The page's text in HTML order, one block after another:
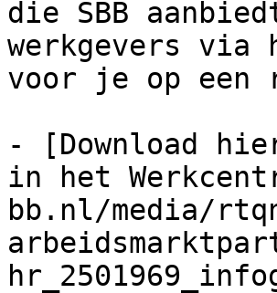
die SBB
werkgevers via
voor je op
- [Download
in het
bb.nl/media/